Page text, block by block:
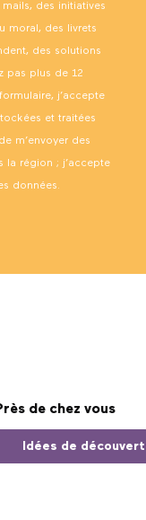
des initiatives
moral, des livrets
des solutions
pas plus de 12
j’accepte
et traitées
m’envoyer des
la région ; j’accepte
données.
de chez vous
Idées de